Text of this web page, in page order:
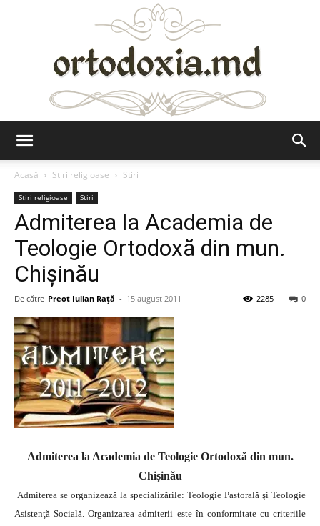
Acasă
Stiri religioase Stiri
Stiri religioase Stiri
Admiterea la Academia de
Teologie Ortodoxă din mun.
Chișinău
De către Preot Iulian Raţă - 15 august 2011 0
2285
Admiterea la Academia de Teologie Ortodoxă din mun.
Chișinău
Admiterea se organizează la specializările: Teologie Pastorală şi Teologie
Asistenţă Socială. Organizarea admiterii este în conformitate cu criteriile